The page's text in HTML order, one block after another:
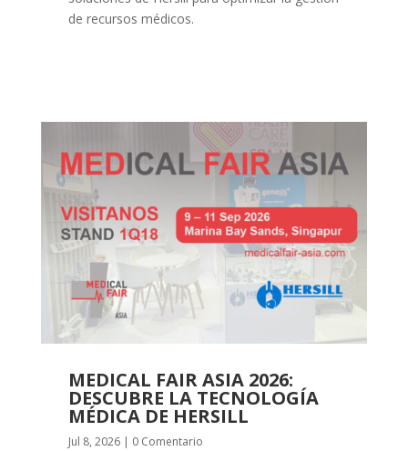
de recursos médicos.
MEDICAL FAIR ASIA 2026:
DESCUBRE LA TECNOLOGÍA
MÉDICA DE HERSILL
Jul 8, 2026| 0 Comentario